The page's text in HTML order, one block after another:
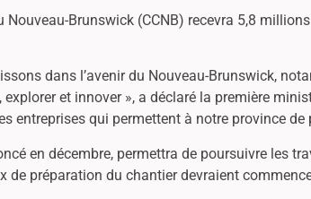
Brunswick (CCNB) recevra 5,8
dans l’avenir du Nouveau-Brunswick,
et innover », a déclaré la première
entreprises qui permettent à notre province de
en décembre, permettra de poursuivre les
préparation du chantier devraient